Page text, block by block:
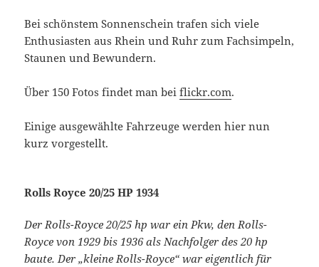
Bei schönstem Sonnenschein trafen sich viele
Enthusiasten aus Rhein und Ruhr zum Fachsimpeln,
Staunen und Bewundern.
Über 150 Fotos findet man beiflickr.com.
Einige ausgewählte Fahrzeuge werden hier nun
kurz vorgestellt.
Rolls Royce 20/25 HP 1934
Der Rolls-Royce 20/25 hp war ein Pkw, den Rolls-
Royce von 1929 bis 1936 als Nachfolger des 20 hp
baute. Der „kleine Rolls-Royce“ war eigentlich für